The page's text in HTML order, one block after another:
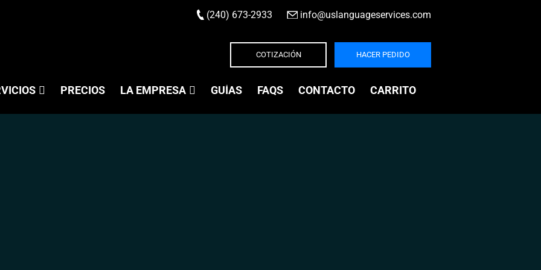
(240) 673-2933 info@uslanguageservices.com
COTIZACIÓN HACER PEDIDO
PRECIOS LA EMPRESA GUÍAS FAQS CONTACTO CARRITO